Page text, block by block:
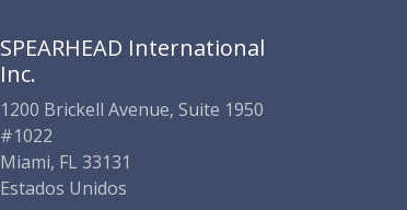
SPEARHEAD International
Inc.
1200 Brickell Avenue, Suite 1950
#1022
Miami, FL 33131
Estados Unidos